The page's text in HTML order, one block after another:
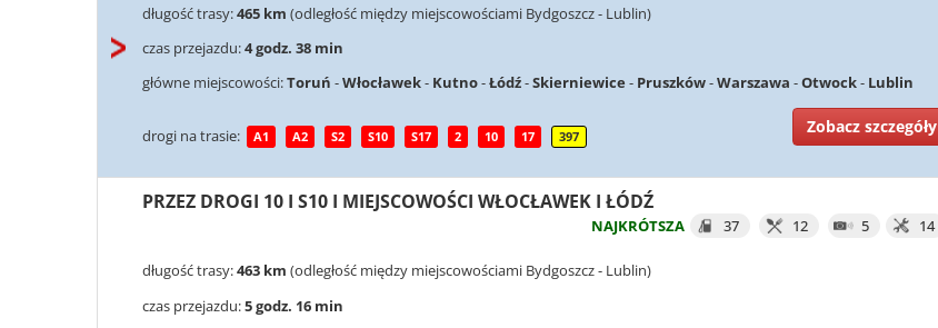
długość trasy:465 km (odległość między miejscowościami Bydgoszcz - Lublin)
czas przejazdu:4 godz. 38 min
główne miejscowości:Toruń -Włocławek- Kutno-Łódź-Skierniewice - Pruszków-Warszawa -Otwock- Lublin
drogi na trasie: A1 A2 S2 S10 S17 2 10 17 397
Zobacz szczegóły
PRZEZ DROGI 10 I S10 I MIEJSCOWOŚCI WŁOCŁAWEK I ŁÓDŹ
NAJKRÓTSZA 37 12 5 14
długość trasy:463 km (odległość między miejscowościami Bydgoszcz - Lublin)
czas przejazdu:5 godz. 16 min